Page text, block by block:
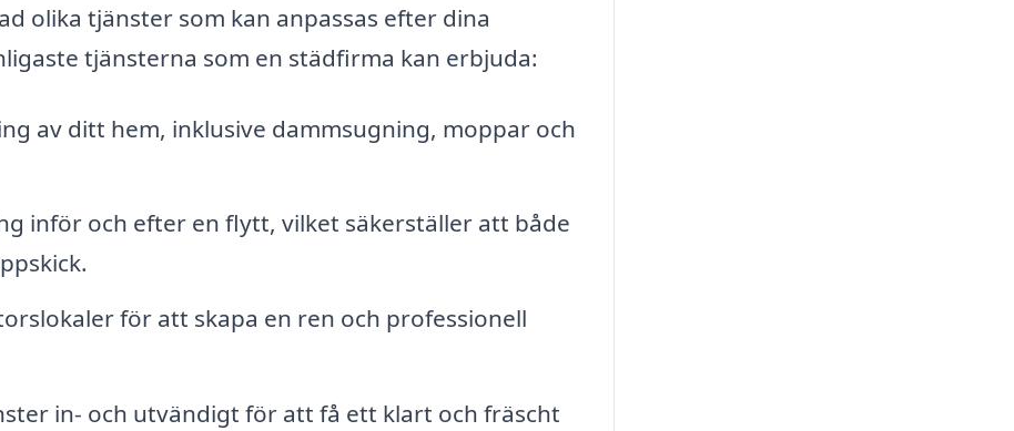
olika tjänster som kan anpassas efter dina
tjänsterna som en städfirma kan erbjuda:
av ditt hem, inklusive dammsugning, moppar och
inför och efter en flytt, vilket säkerställer att både
för att skapa en ren och professionell
in- och utvändigt för att få ett klart och fräscht